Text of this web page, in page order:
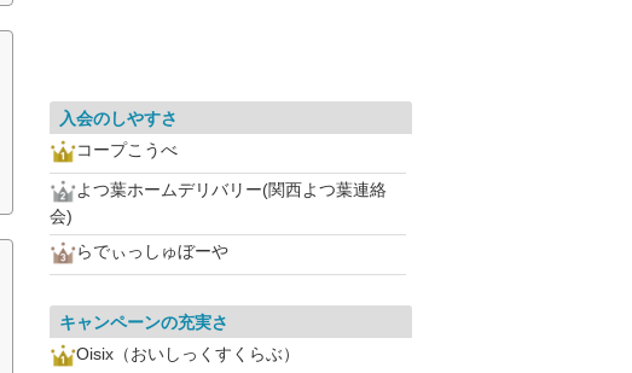
入会のしやすさ
コープこうべ
よつ葉ホームデリバリー(関西よつ葉連絡
会)
らでぃっしゅぼーや
キャンペーンの充実さ
Oisix（おいしっくすくらぶ）